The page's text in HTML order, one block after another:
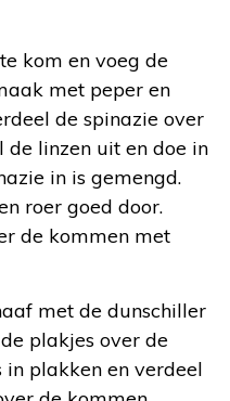
kom en voeg de
met peper en
de spinazie over
de linzen uit en doe in
in is gemengd.
roer goed door.
de kommen met
met de dunschiller
plakjes over de
in plakken en verdeel